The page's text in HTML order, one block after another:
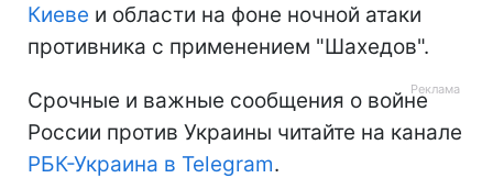
Киеве и области на фоне ночной атаки
противника с применением "Шахедов".
Срочные и важные сообщения о войне
России против Украины читайте на канале
РБК-Украина в Telegram.